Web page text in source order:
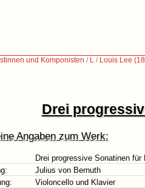
und Komponisten / L / Louis Lee
Drei
Angaben zum Werk:
Drei progressive Sonatinen
Julius von Bernuth
Violoncello und Klavier